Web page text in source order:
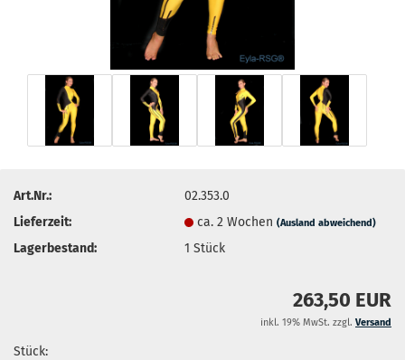
Art.Nr.:
02.353.0
Lieferzeit:
ca. 2 Wochen(Ausland abweichend)
Lagerbestand: 1Stück
263,50 EUR
inkl. 19% MwSt. zzgl. Versand
Stück: